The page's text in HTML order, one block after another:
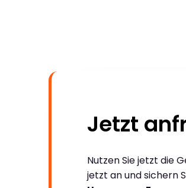
Jetzt
Nutzen Sie jetzt die
jetzt an und sichern